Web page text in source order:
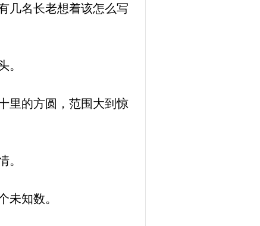
几名长老想着该怎么写
。
里的方圆，范围大到惊
。
知数。